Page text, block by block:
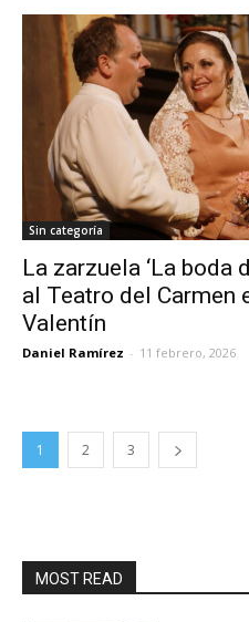
Sin categoría
La zarzuela ‘La boda
al Teatro del Carmen
Valentín
Daniel Ramírez - 11 febrero, 2026
1 2 3
MOST READ